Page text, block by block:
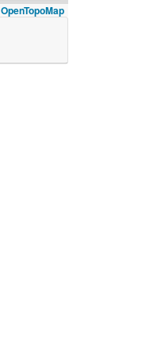
OpenTopoMap